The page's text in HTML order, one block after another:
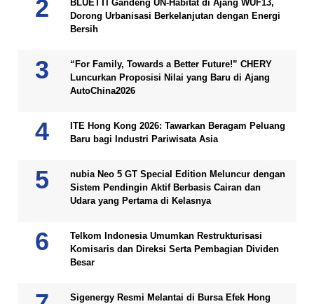
BLUETTI Gandeng UN-Habitat di Ajang WUF13,
Dorong Urbanisasi Berkelanjutan dengan Energi
Bersih
“For Family, Towards a Better Future!” CHERY
Luncurkan Proposisi Nilai yang Baru di Ajang
AutoChina2026
ITE Hong Kong 2026: Tawarkan Beragam Peluang
Baru bagi Industri Pariwisata Asia
nubia Neo 5 GT Special Edition Meluncur dengan
Sistem Pendingin Aktif Berbasis Cairan dan
Udara yang Pertama di Kelasnya
Telkom Indonesia Umumkan Restrukturisasi
Komisaris dan Direksi Serta Pembagian Dividen
Besar
Sigenergy Resmi Melantai di Bursa Efek Hong